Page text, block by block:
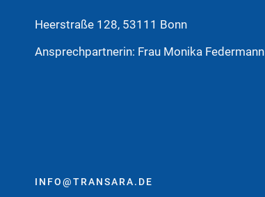
Heerstraße 128, 53111 Bonn
Ansprechpartnerin: Frau Monika Federmann
INFO@TRANSARA.DE